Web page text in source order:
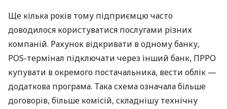
Ще кілька років тому підприємцю часто
доводилося користуватися послугами різних
компаній. Рахунок відкривати в одному банку,
POS-термінал підключати через інший банк, ПРРО
купувати в окремого постачальника, вести облік —
додаткова програма. Така схема означала більше
договорів, більше комісій, складнішу технічну